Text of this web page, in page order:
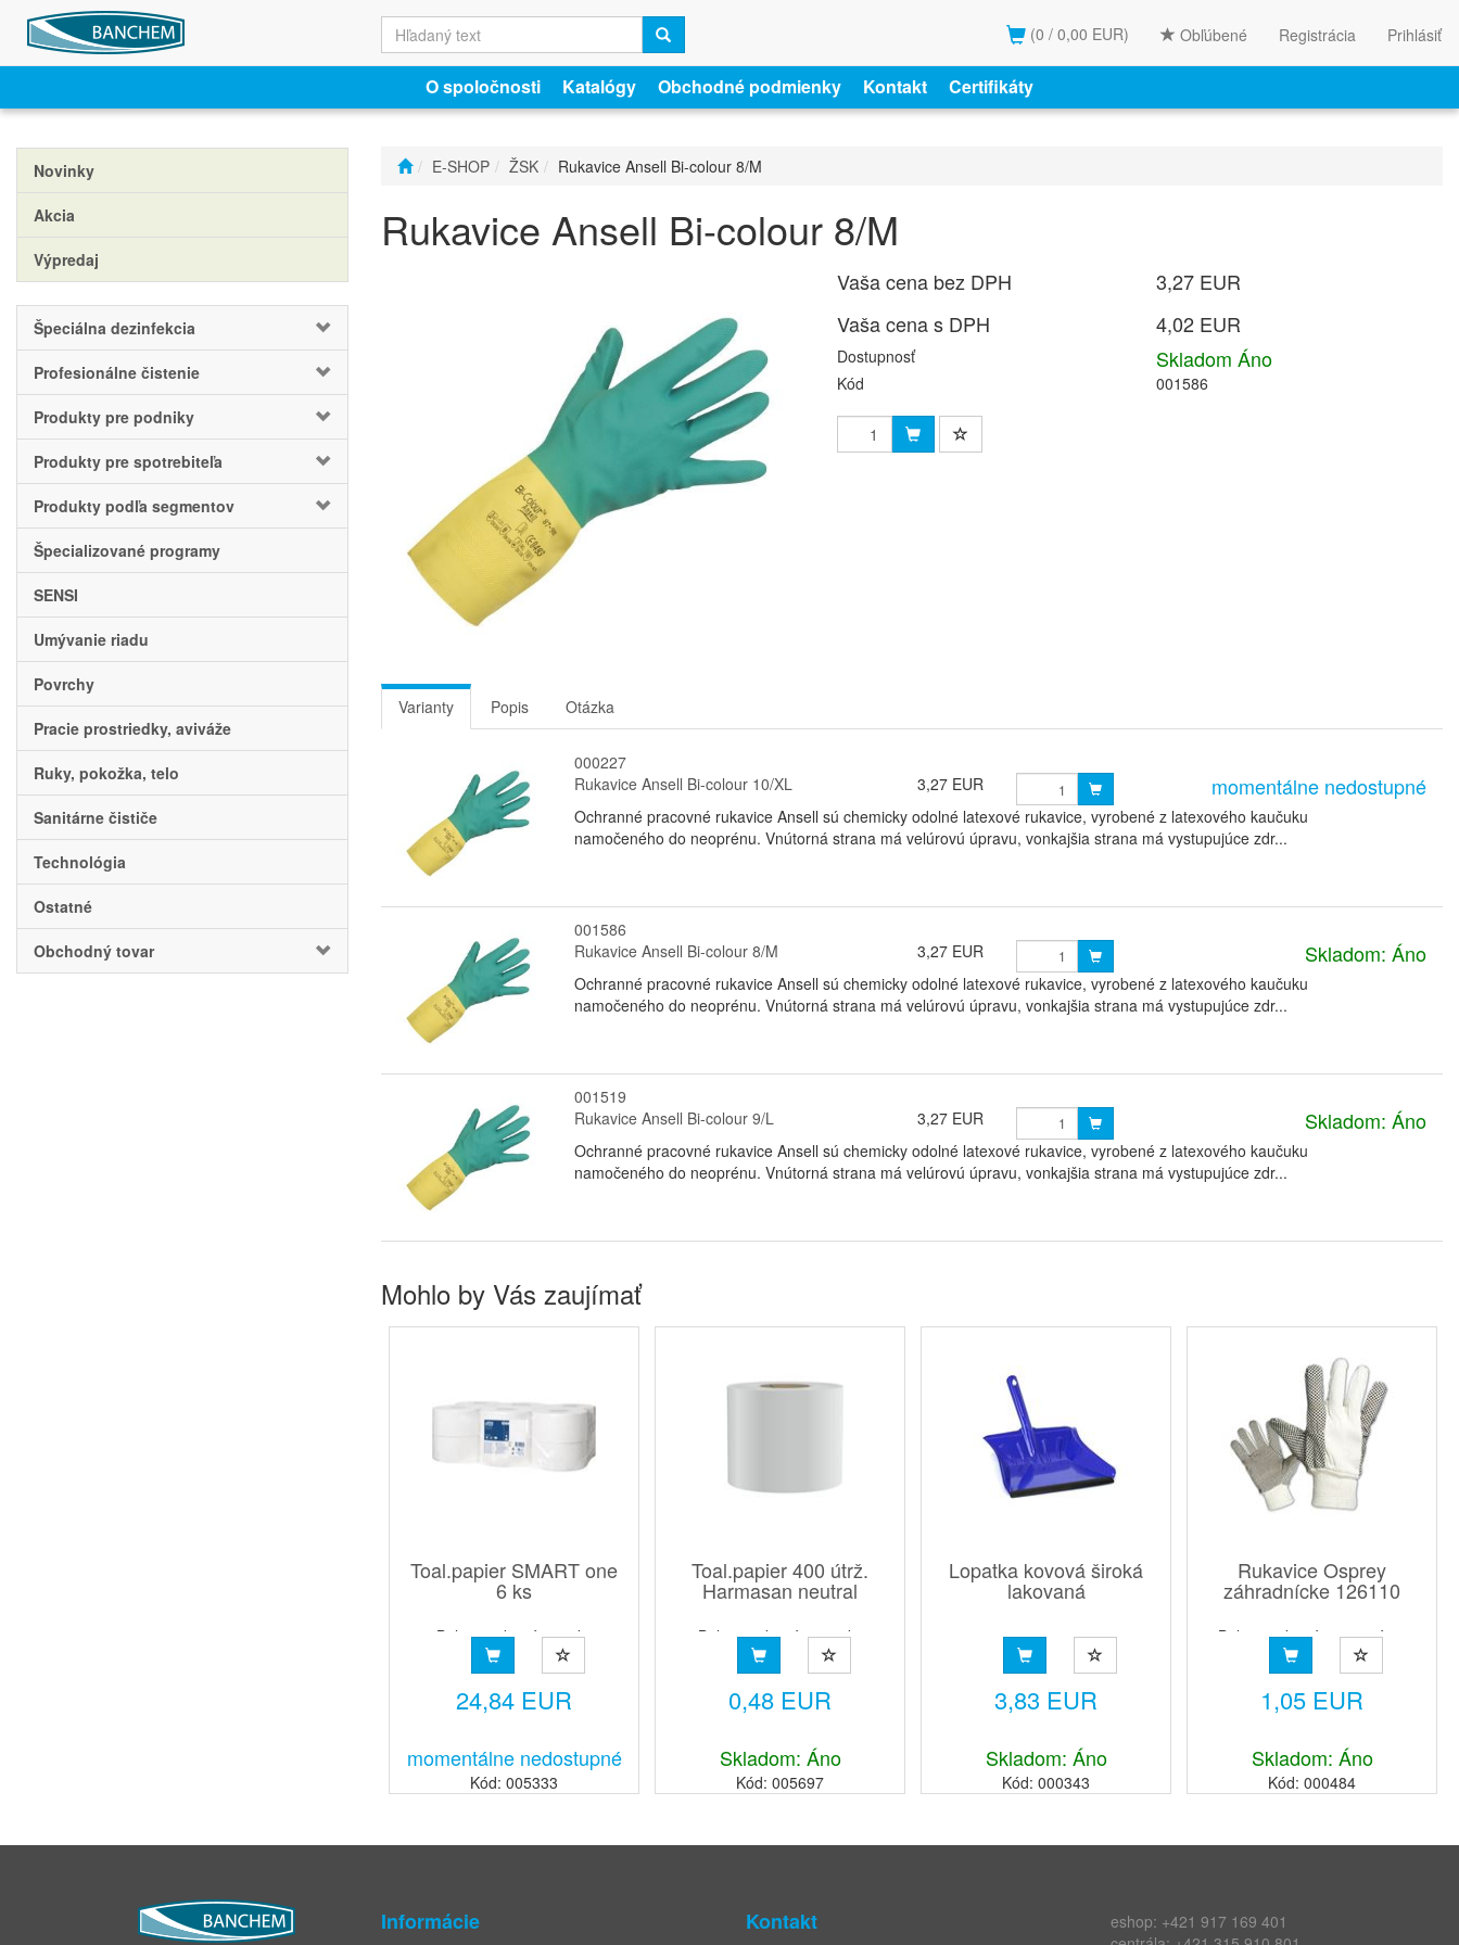
Registrácia Prihlásiť
(0 / 0,00 EUR) Obľúbené
O spoločnosti Katalógy Obchodné podmienky Kontakt Certifikáty
Novinky
Akcia
Výpredaj
Špeciálna dezinfekcia
Profesionálne čistenie
Produkty pre podniky
Produkty pre spotrebiteľa
Produkty podľa segmentov
Špecializované programy
SENSI
Umývanie riadu
Povrchy
Pracie prostriedky, aviváže
Ruky, pokožka, telo
Sanitárne čističe
Technológia
Ostatné
Obchodný tovar
E-SHOP ŽSK Rukavice Ansell Bi-colour 8/M
Rukavice Ansell Bi-colour 8/M
Vaša cena bez DPH
3,27 EUR
Vaša cena s DPH
4,02 EUR
Dostupnosť Skladom Áno
Kód 001586
Varianty Popis Otázka
000227
Rukavice Ansell Bi-colour 10/XL
3,27 EUR momentálne nedostupné
Ochranné pracovné rukavice Ansell sú chemicky odolné latexové rukavice, vyrobené z latexového kaučuku
namočeného do neoprénu. Vnútorná strana má velúrovú úpravu, vonkajšia strana má vystupujúce zdr...
001586
Rukavice Ansell Bi-colour 8/M
3,27 EUR Skladom: Áno
Ochranné pracovné rukavice Ansell sú chemicky odolné latexové rukavice, vyrobené z latexového kaučuku
namočeného do neoprénu. Vnútorná strana má velúrovú úpravu, vonkajšia strana má vystupujúce zdr...
001519
Rukavice Ansell Bi-colour 9/L
3,27 EUR Skladom: Áno
Ochranné pracovné rukavice Ansell sú chemicky odolné latexové rukavice, vyrobené z latexového kaučuku
namočeného do neoprénu. Vnútorná strana má velúrovú úpravu, vonkajšia strana má vystupujúce zdr...
Mohlo by Vás zaujímať
Toal.papier SMART one
6 ks
Balenie v kartóne: 6 ks
24,84 EUR
momentálne nedostupné
Kód: 005333
Toal.papier 400 útrž.
Harmasan neutral
Balenie v kartóne: 30 ks
0,48 EUR
Skladom: Áno
Kód: 005697
Lopatka kovová široká
lakovaná
3,83 EUR
Skladom: Áno
Kód: 000343
Rukavice Osprey
záhradnícke 126110
Balenie v kartóne: 12 párov
1,05 EUR
Skladom: Áno
Kód: 000484
Informácie Kontakt eshop: +421 917 169 401